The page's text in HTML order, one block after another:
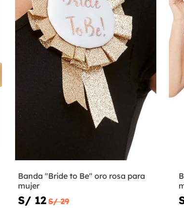
Banda "Bride to Be" oro rosa para
mujer
S/ 12 S/ 29